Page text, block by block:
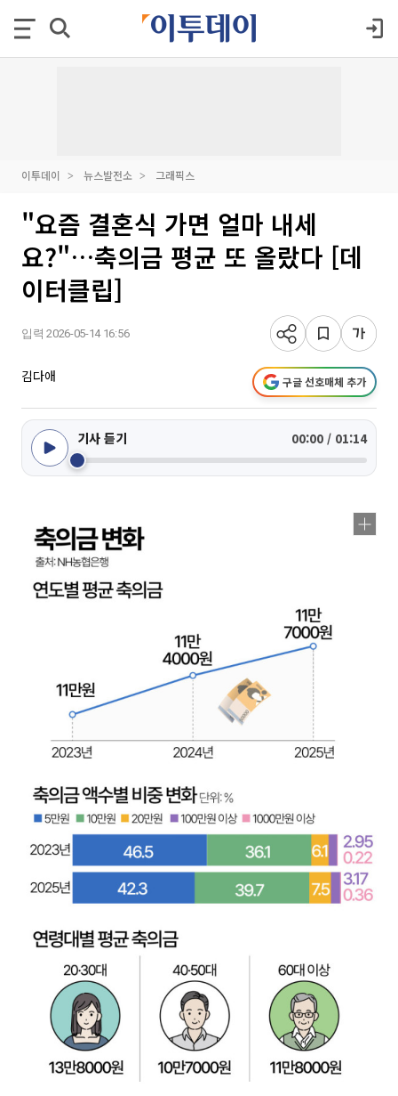
이투데이 뉴스발전소 그래픽스
"요즘 결혼식 가면 얼마 내세
요?"…축의금 평균 또 올랐다 [데
이터클립]
입력 2026-05-14 16:56
김다애 구글 선호매체 추가
기사 듣기 00:00 / 01:14